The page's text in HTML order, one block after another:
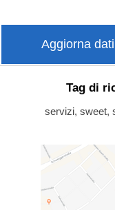
Aggiorna dati
Tag di
servizi, sweet,